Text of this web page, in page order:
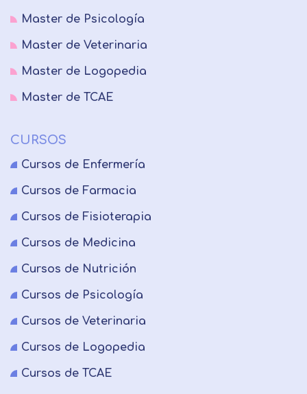
Master de Psicología
Master de Veterinaria
Master de Logopedia
Master de TCAE
CURSOS
Cursos de Enfermería
Cursos de Farmacia
Cursos de Fisioterapia
Cursos de Medicina
Cursos de Nutrición
Cursos de Psicología
Cursos de Veterinaria
Cursos de Logopedia
Cursos de TCAE